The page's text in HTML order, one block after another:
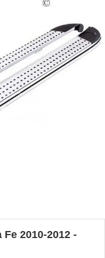
Fe 2010-2012 -